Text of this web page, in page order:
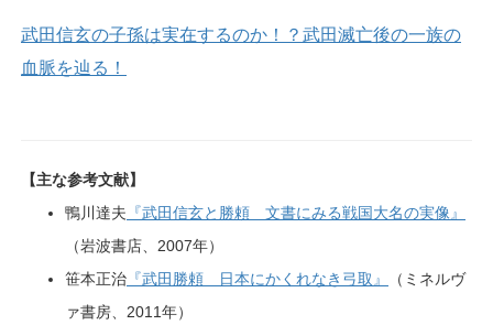
武田信玄の子孫は実在するのか！？武田滅亡後の一族の
血脈を辿る！
【主な参考文献】
鴨川達夫 『武田信玄と勝頼 文書にみる戦国大名の実像』
（岩波書店、2007年）
笹本正治 『武田勝頼 日本にかくれなき弓取』
（ミネルヴ
ァ書房、2011年）